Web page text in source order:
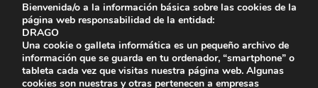
Bienvenida/o a la información básica sobre las cookies de la
página web responsabilidad de la entidad:
DRAGO
Una cookie o galleta informática es un pequeño archivo de
información que se guarda en tu ordenador, “smartphone” o
tableta cada vez que visitas nuestra página web. Algunas
cookies son nuestras y otras pertenecen a empresas